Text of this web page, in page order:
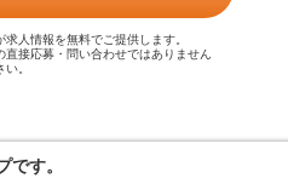
求人情報を無料でご提供します。
直接応募・問い合わせではありません
。
す。